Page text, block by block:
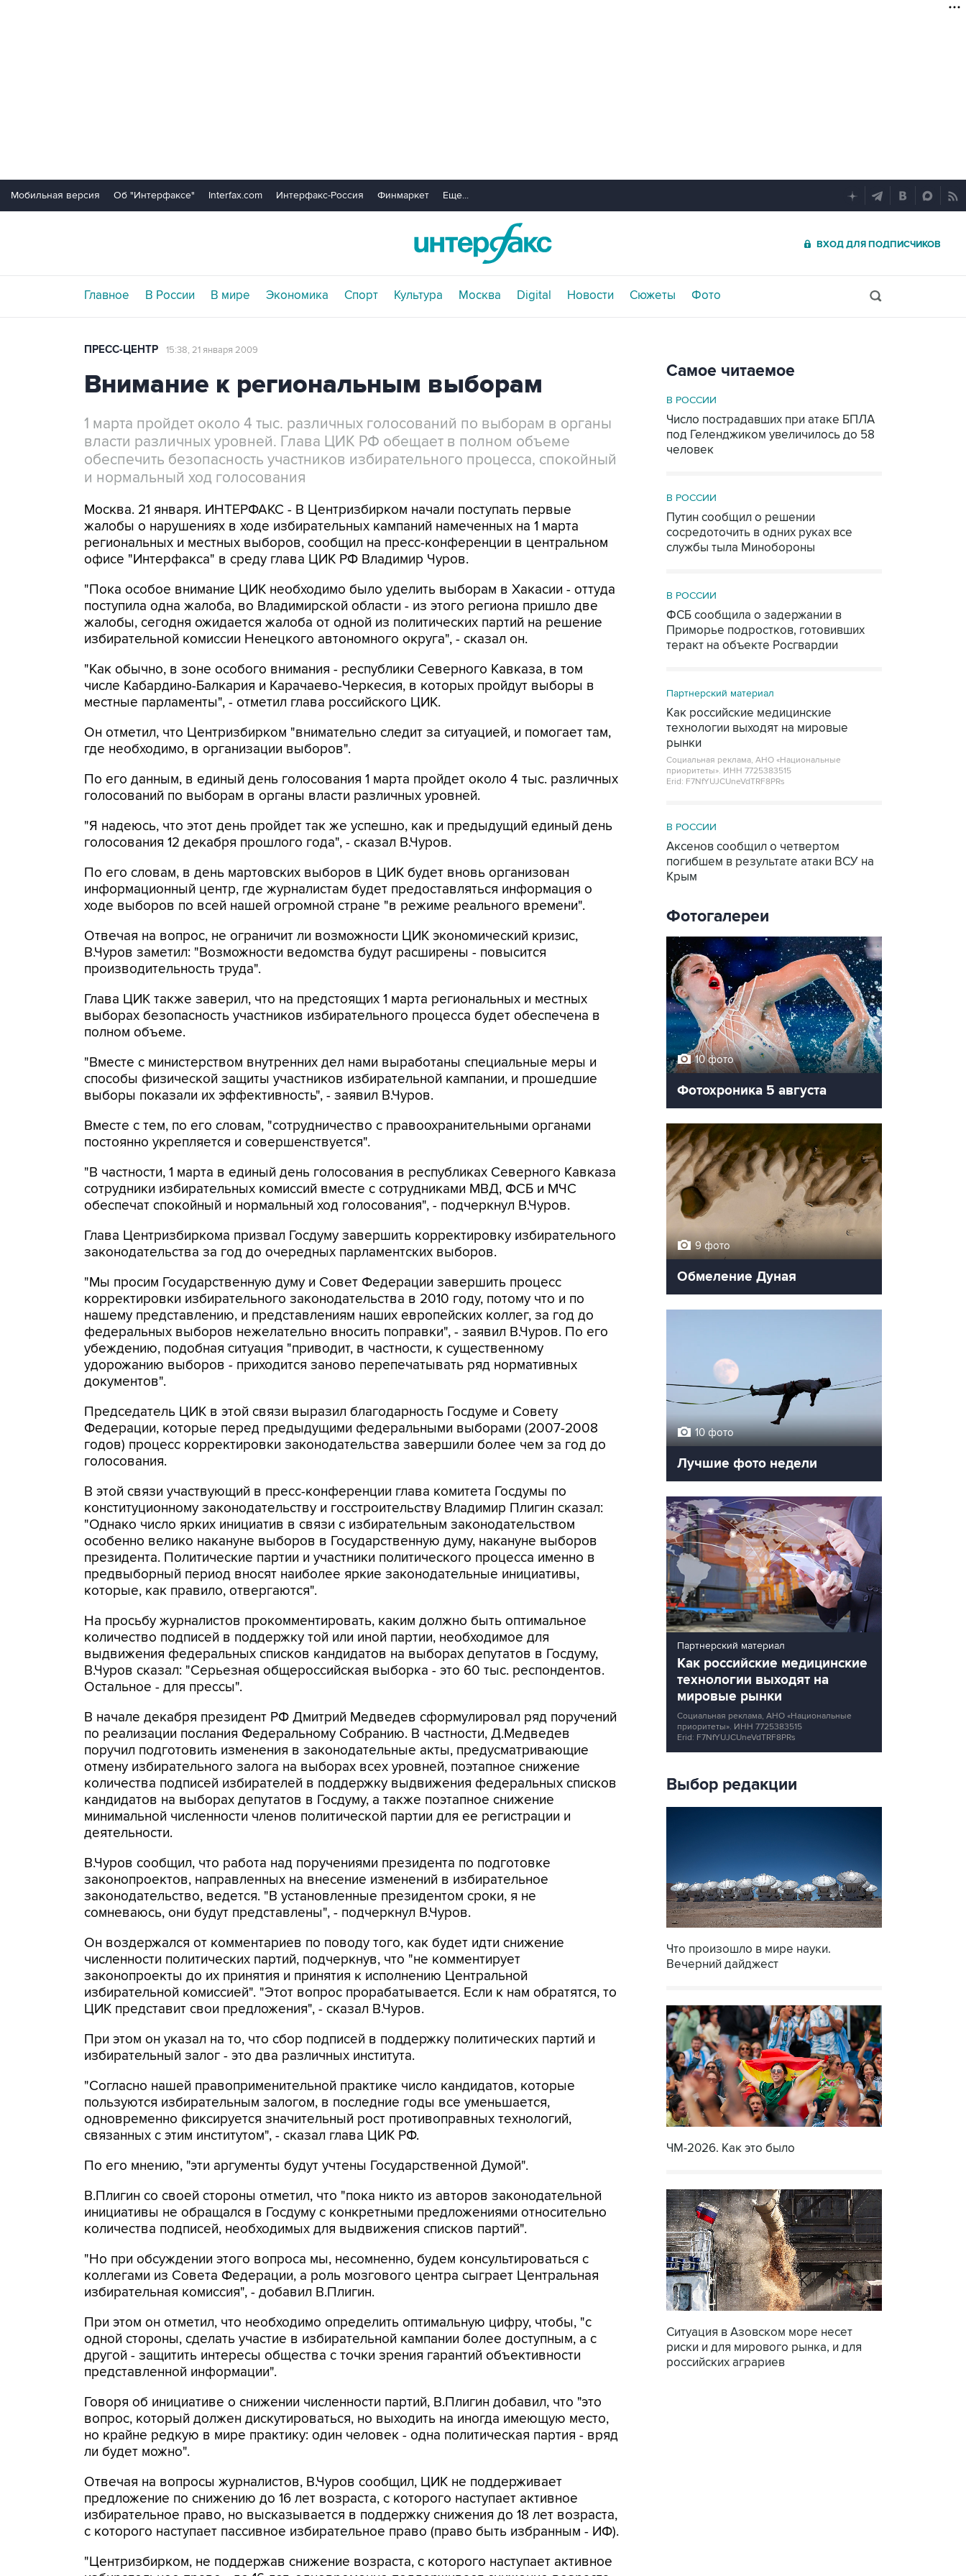
Мобильная версия Об "Интерфаксе" Interfax.com Интерфакс-Россия Финмаркет Еще...
ВХОД ДЛЯ ПОДПИСЧИКОВ
Главное В России В мире Экономика Спорт Культура Москва Digital Новости Сюжеты Фото
ПРЕСС-ЦЕНТР 15:38, 21 января 2009
Внимание к региональным выборам
1 марта пройдет около 4 тыс. различных голосований по выборам в органы
власти различных уровней. Глава ЦИК РФ обещает в полном объеме
обеспечить безопасность участников избирательного процесса, спокойный
и нормальный ход голосования
Москва. 21 января. ИНТЕРФАКС - В Центризбирком начали поступать первые
жалобы о нарушениях в ходе избирательных кампаний намеченных на 1 марта
региональных и местных выборов, сообщил на пресс-конференции в центральном
офисе "Интерфакса" в среду глава ЦИК РФ Владимир Чуров.
"Пока особое внимание ЦИК необходимо было уделить выборам в Хакасии - оттуда
поступила одна жалоба, во Владимирской области - из этого региона пришло две
жалобы, сегодня ожидается жалоба от одной из политических партий на решение
избирательной комиссии Ненецкого автономного округа", - сказал он.
"Как обычно, в зоне особого внимания - республики Северного Кавказа, в том
числе Кабардино-Балкария и Карачаево-Черкесия, в которых пройдут выборы в
местные парламенты", - отметил глава российского ЦИК.
Он отметил, что Центризбирком "внимательно следит за ситуацией, и помогает там,
где необходимо, в организации выборов".
По его данным, в единый день голосования 1 марта пройдет около 4 тыс. различных
голосований по выборам в органы власти различных уровней.
"Я надеюсь, что этот день пройдет так же успешно, как и предыдущий единый день
голосования 12 декабря прошлого года", - сказал В.Чуров.
По его словам, в день мартовских выборов в ЦИК будет вновь организован
информационный центр, где журналистам будет предоставляться информация о
ходе выборов по всей нашей огромной стране "в режиме реального времени".
Отвечая на вопрос, не ограничит ли возможности ЦИК экономический кризис,
В.Чуров заметил: "Возможности ведомства будут расширены - повысится
производительность труда".
Глава ЦИК также заверил, что на предстоящих 1 марта региональных и местных
выборах безопасность участников избирательного процесса будет обеспечена в
полном объеме.
"Вместе с министерством внутренних дел нами выработаны специальные меры и
способы физической защиты участников избирательной кампании, и прошедшие
выборы показали их эффективность", - заявил В.Чуров.
Вместе с тем, по его словам, "сотрудничество с правоохранительными органами
постоянно укрепляется и совершенствуется".
"В частности, 1 марта в единый день голосования в республиках Северного Кавказа
сотрудники избирательных комиссий вместе с сотрудниками МВД, ФСБ и МЧС
обеспечат спокойный и нормальный ход голосования", - подчеркнул В.Чуров.
Глава Центризбиркома призвал Госдуму завершить корректировку избирательного
законодательства за год до очередных парламентских выборов.
"Мы просим Государственную думу и Совет Федерации завершить процесс
корректировки избирательного законодательства в 2010 году, потому что и по
нашему представлению, и представлениям наших европейских коллег, за год до
федеральных выборов нежелательно вносить поправки", - заявил В.Чуров. По его
убеждению, подобная ситуация "приводит, в частности, к существенному
удорожанию выборов - приходится заново перепечатывать ряд нормативных
документов".
Председатель ЦИК в этой связи выразил благодарность Госдуме и Совету
Федерации, которые перед предыдущими федеральными выборами (2007-2008
годов) процесс корректировки законодательства завершили более чем за год до
голосования.
В этой связи участвующий в пресс-конференции глава комитета Госдумы по
конституционному законодательству и госстроительству Владимир Плигин сказал:
"Однако число ярких инициатив в связи с избирательным законодательством
особенно велико накануне выборов в Государственную думу, накануне выборов
президента. Политические партии и участники политического процесса именно в
предвыборный период вносят наиболее яркие законодательные инициативы,
которые, как правило, отвергаются".
На просьбу журналистов прокомментировать, каким должно быть оптимальное
количество подписей в поддержку той или иной партии, необходимое для
выдвижения федеральных списков кандидатов на выборах депутатов в Госдуму,
В.Чуров сказал: "Серьезная общероссийская выборка - это 60 тыс. респондентов.
Остальное - для прессы".
В начале декабря президент РФ Дмитрий Медведев сформулировал ряд поручений
по реализации послания Федеральному Собранию. В частности, Д.Медведев
поручил подготовить изменения в законодательные акты, предусматривающие
отмену избирательного залога на выборах всех уровней, поэтапное снижение
количества подписей избирателей в поддержку выдвижения федеральных списков
кандидатов на выборах депутатов в Госдуму, а также поэтапное снижение
минимальной численности членов политической партии для ее регистрации и
деятельности.
В.Чуров сообщил, что работа над поручениями президента по подготовке
законопроектов, направленных на внесение изменений в избирательное
законодательство, ведется. "В установленные президентом сроки, я не
сомневаюсь, они будут представлены", - подчеркнул В.Чуров.
Он воздержался от комментариев по поводу того, как будет идти снижение
численности политических партий, подчеркнув, что "не комментирует
законопроекты до их принятия и принятия к исполнению Центральной
избирательной комиссией". "Этот вопрос прорабатывается. Если к нам обратятся, то
ЦИК представит свои предложения", - сказал В.Чуров.
При этом он указал на то, что сбор подписей в поддержку политических партий и
избирательный залог - это два различных института.
"Согласно нашей правоприменительной практике число кандидатов, которые
пользуются избирательным залогом, в последние годы все уменьшается,
одновременно фиксируется значительный рост противоправных технологий,
связанных с этим институтом", - сказал глава ЦИК РФ.
По его мнению, "эти аргументы будут учтены Государственной Думой".
В.Плигин со своей стороны отметил, что "пока никто из авторов законодательной
инициативы не обращался в Госдуму с конкретными предложениями относительно
количества подписей, необходимых для выдвижения списков партий".
"Но при обсуждении этого вопроса мы, несомненно, будем консультироваться с
коллегами из Совета Федерации, а роль мозгового центра сыграет Центральная
избирательная комиссия", - добавил В.Плигин.
При этом он отметил, что необходимо определить оптимальную цифру, чтобы, "с
одной стороны, сделать участие в избирательной кампании более доступным, а с
другой - защитить интересы общества с точки зрения гарантий объективности
представленной информации".
Говоря об инициативе о снижении численности партий, В.Плигин добавил, что "это
вопрос, который должен дискутироваться, но выходить на иногда имеющую место,
но крайне редкую в мире практику: один человек - одна политическая партия - вряд
ли будет можно".
Отвечая на вопросы журналистов, В.Чуров сообщил, ЦИК не поддерживает
предложение по снижению до 16 лет возраста, с которого наступает активное
избирательное право, но высказывается в поддержку снижения до 18 лет возраста,
с которого наступает пассивное избирательное право (право быть избранным - ИФ).
"Центризбирком, не поддержав снижение возраста, с которого наступает активное
Самое читаемое
В РОССИИ
Число пострадавших при атаке БПЛА
под Геленджиком увеличилось до 58
человек
В РОССИИ
Путин сообщил о решении
сосредоточить в одних руках все
службы тыла Минобороны
В РОССИИ
ФСБ сообщила о задержании в
Приморье подростков, готовивших
теракт на объекте Росгвардии
Партнерский материал
Как российские медицинские
технологии выходят на мировые
рынки
Социальная реклама, АНО «Национальные
приоритеты». ИНН 7725383515
Erid: F7NfYUJCUneVdTRF8PRs
В РОССИИ
Аксенов сообщил о четвертом
погибшем в результате атаки ВСУ на
Крым
Фотогалереи
10 фото
Фотохроника 5 августа
9 фото
Обмеление Дуная
10 фото
Лучшие фото недели
Партнерский материал
Как российские медицинские
технологии выходят на
мировые рынки
Социальная реклама, АНО «Национальные
приоритеты». ИНН 7725383515
Erid: F7NfYUJCUneVdTRF8PRs
Выбор редакции
Что произошло в мире науки.
Вечерний дайджест
ЧМ-2026. Как это было
Ситуация в Азовском море несет
риски и для мирового рынка, и для
российских аграриев